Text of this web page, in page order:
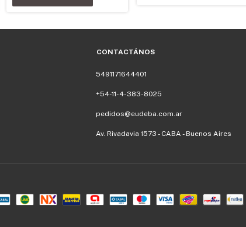
CONTACTÁNOS
5491171644401
+54-11-4-383-8025
pedidos@eudeba.com.ar
Av. Rivadavia 1573 - CABA - Buenos Aires